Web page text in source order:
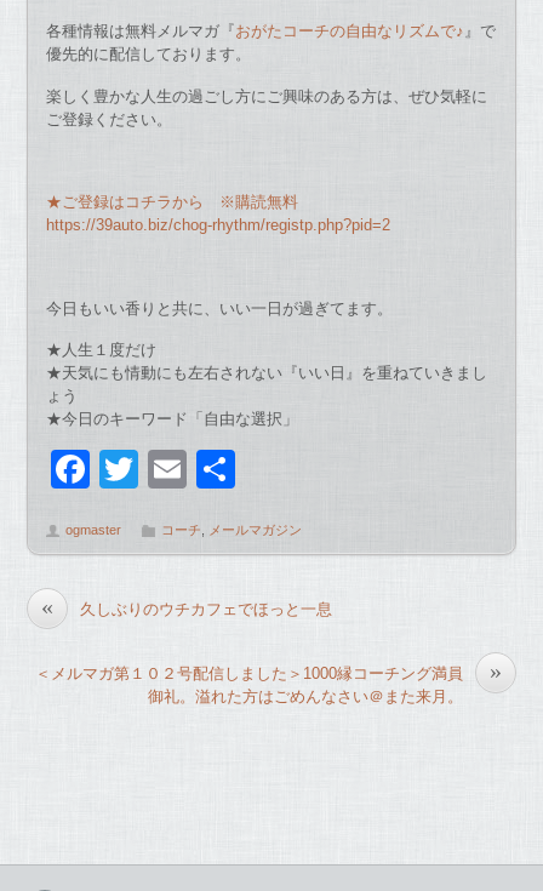
各種情報は無料メルマガ『おがたコーチの自由なリズムで♪ 』で
優先的に配信しております。
楽しく豊かな人生の過ごし方にご興味のある方は、ぜひ気軽に
ご登録ください。
★ご登録はコチラから ※購読無料
https://39auto.biz/chog-rhythm/registp.php?pid=2
今日もいい香りと共に、いい一日が過ぎてます。
★人生１度だけ
★天気にも情動にも左右されない『いい日』を重ねていきまし
ょう
★今日のキーワード「自由な選択」
F
c
b
o
T
tt
E
ail
ogmaster コーチ, メールマガジン
« 久しぶりのウチカフェでほっと一息
»
＜メルマガ第１０２号配信しました＞1000縁コーチング満員
御礼。溢れた方はごめんなさい＠また来月。